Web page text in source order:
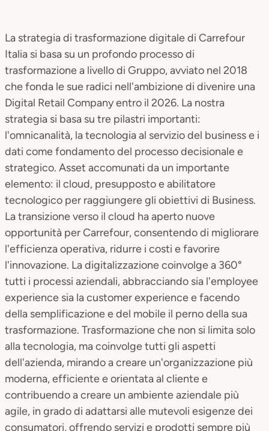
La strategia di trasformazione digitale di Carrefour
Italia si basa su un profondo processo di
trasformazione a livello di Gruppo, avviato nel 2018
che fonda le sue radici nell'ambizione di divenire una
Digital Retail Company entro il 2026. La nostra
strategia si basa su tre pilastri importanti:
l'omnicanalità, la tecnologia al servizio del business e i
dati come fondamento del processo decisionale e
strategico. Asset accomunati da un importante
elemento: il cloud, presupposto e abilitatore
tecnologico per raggiungere gli obiettivi di Business.
La transizione verso il cloud ha aperto nuove
opportunità per Carrefour, consentendo di migliorare
l'efficienza operativa, ridurre i costi e favorire
l'innovazione. La digitalizzazione coinvolge a 360°
tutti i processi aziendali, abbracciando sia l'employee
experience sia la customer experience e facendo
della semplificazione e del mobile il perno della sua
trasformazione. Trasformazione che non si limita solo
alla tecnologia, ma coinvolge tutti gli aspetti
dell'azienda, mirando a creare un'organizzazione più
moderna, efficiente e orientata al cliente e
contribuendo a creare un ambiente aziendale più
agile, in grado di adattarsi alle mutevoli esigenze dei
consumatori, offrendo servizi e prodotti sempre più